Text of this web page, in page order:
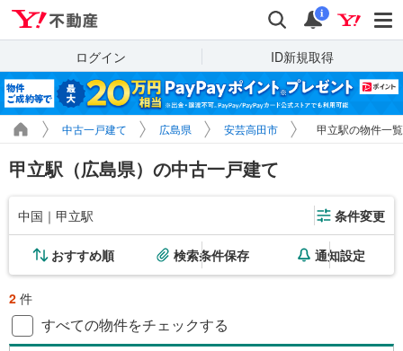
検索 通知
i
ログイン ID新規取得
中古一戸建て 広島県 安芸高田市 甲立駅の物件一覧
甲立駅（広島県）の中古一戸建て
中国｜甲立駅 条件変更
おすすめ順 検索条件保存 通知設定
2 件
すべての物件をチェックする